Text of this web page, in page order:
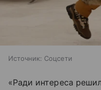
Источник: Соцсети
«Ради интереса